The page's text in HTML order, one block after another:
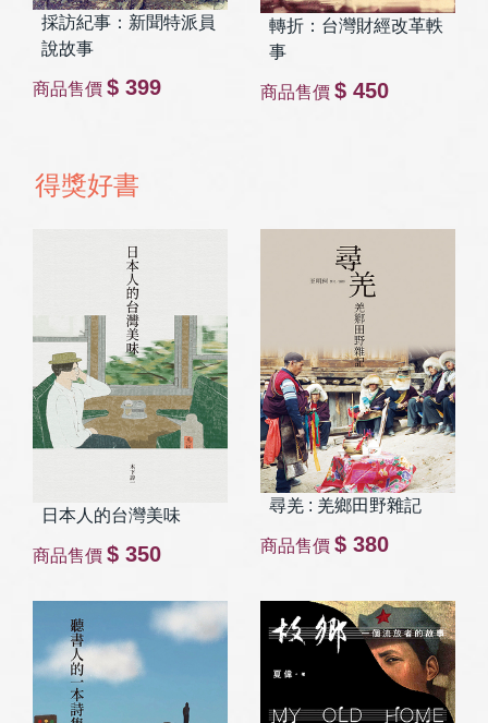
採訪紀事：新聞特派員
說故事
商品售價 $ 399
轉折：台灣財經改革軼
事
商品售價 $ 450
得獎好書
日本人的台灣美味
商品售價 $ 350
尋羌 : 羌鄉田野雜記
商品售價 $ 380